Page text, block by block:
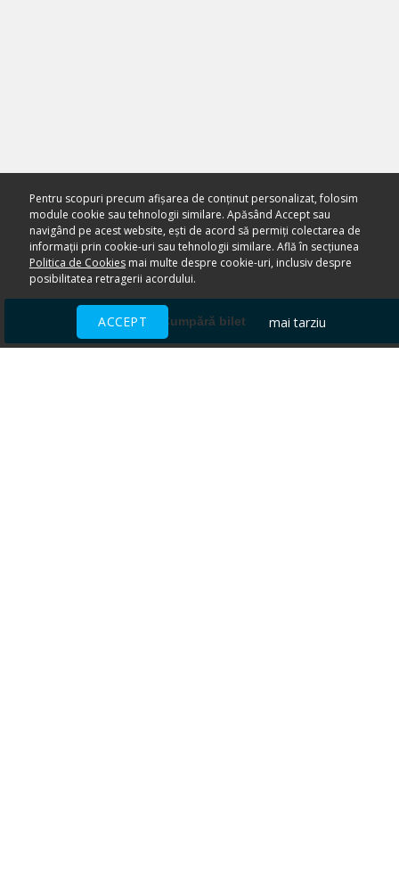
Cumpără bilet
Pentru scopuri precum afișarea de conținut personalizat, folosim
module cookie sau tehnologii similare. Apăsând Accept sau
navigând pe acest website, ești de acord să permiți colectarea de
informații prin cookie-uri sau tehnologii similare. Află în secțiunea
Politica de Cookiesmai multe despre cookie-uri, inclusiv despre
posibilitatea retragerii acordului.
ACCEPT mai tarziu